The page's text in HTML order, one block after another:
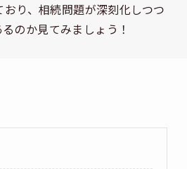
り、相続問題が深刻化しつつ
のか見てみましょう！